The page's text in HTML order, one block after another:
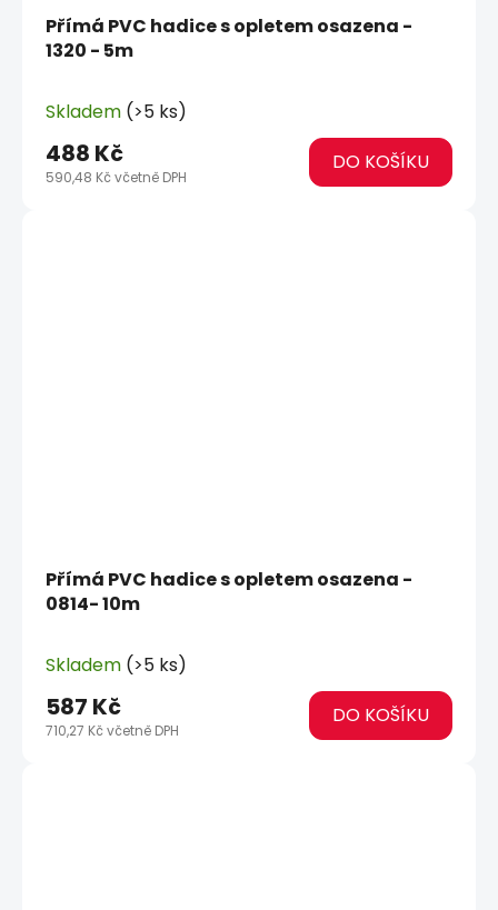
Přímá PVC hadice s opletem osazena -
1320 - 5m
Skladem (>5 ks)
590,48 Kč včetně DPH
488 Kč DO KOŠÍKU
Přímá PVC hadice s opletem osazena -
0814- 10m
Skladem (>5 ks)
710,27 Kč včetně DPH
587 Kč DO KOŠÍKU